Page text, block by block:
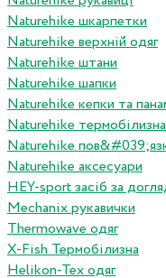
Naturehike шкарпетки
Naturehike верхній одяг
Naturehike штани
Naturehike шапки
Naturehike кепки та
Naturehike
Naturehike
Naturehike аксесуари
HEY-sport засіб за
Mechanix рукавички
Thermowave одяг
X-Fish Термобілизна
Helikon-Tex одяг